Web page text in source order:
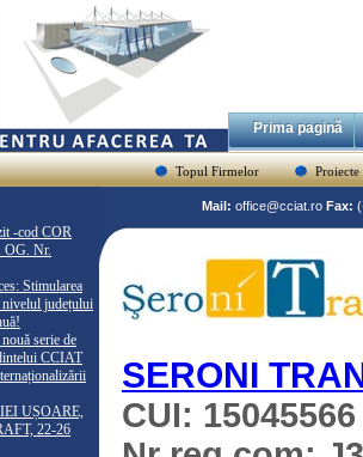
Prima pagină
Topul Firmelor Proiecte
-cod COR
OG. Nr.
Stimularea
nivelul județului
serie de
CCIAT
UȘOARE,
22-26
Mail: office@cciat.ro Fax:
SERONI
CUI: 15045566